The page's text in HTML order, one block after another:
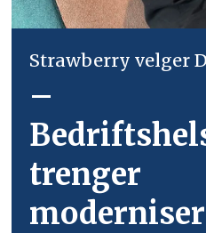
Strawberry velger
–
trenger